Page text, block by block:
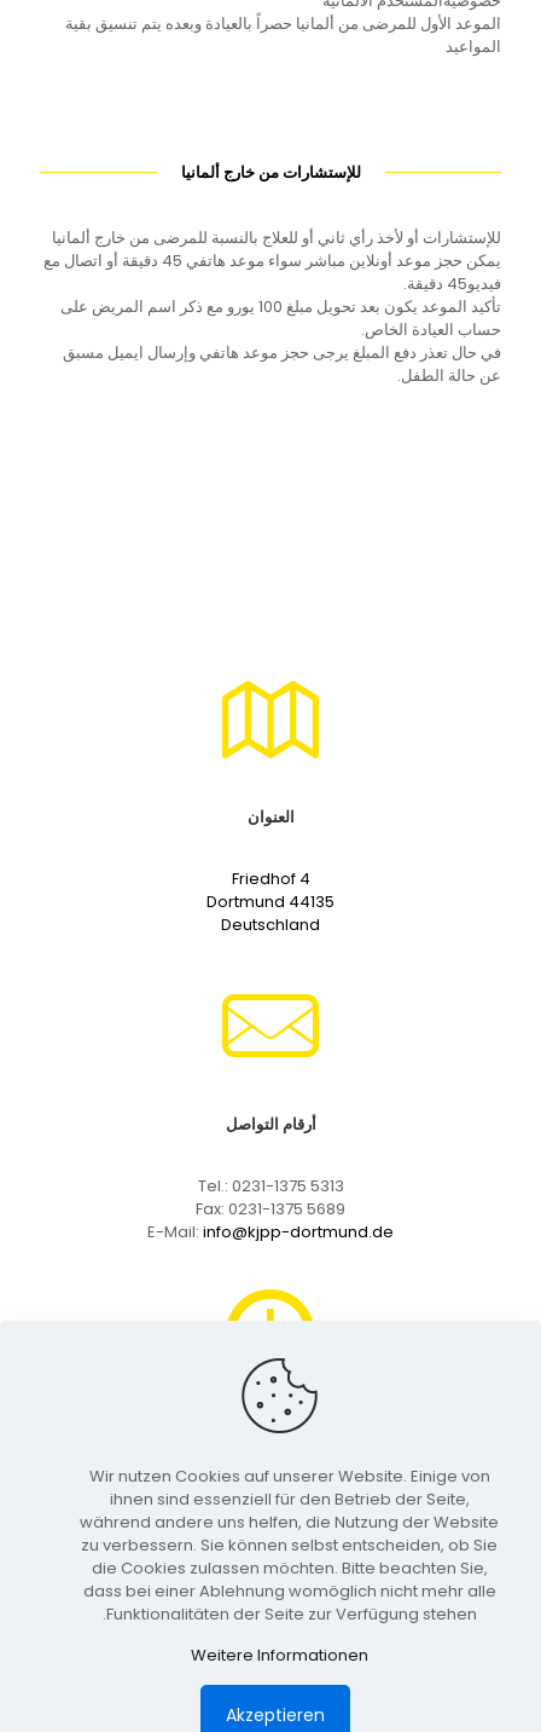
الموعد الأول للمرضى من ألمانيا حصراً بالعيادة وبعده يتم تنسيق بقية
المواعيد
للإستشارات من خارج ألمانيا
للإستشارات أو لأخذ رأي ثاني أو للعلاج بالنسبة للمرضى من خارج ألمانيا
يمكن حجز موعد أونلاين مباشر سواء موعد هاتفي 45 دقيقة أو اتصال مع
فيديو45 دقيقة.
تأكيد الموعد يكون بعد تحويل مبلغ 100 يورو مع ذكر اسم المريض على
حساب العيادة الخاص.
في حال تعذر دفع المبلغ يرجى حجز موعد هاتفي وإرسال ايميل مسبق
عن حالة الطفل.
العنوان
Friedhof 4
44135 Dortmund
Deutschland
أرقام التواصل
Tel.: 0231-1375 5313
Fax: 0231-1375 5689
E-Mail: info@kjpp-dortmund.de
أوقات الدوام
الإثنين للخميس: 08:30 - 17:00
الجمعة: 08:30 - 13:00
Datenschutz
Wir nutzen Cookies auf unserer Website. Einige von
ihnen sind essenziell für den Betrieb der Seite,
während andere uns helfen, die Nutzung der Website
zu verbessern. Sie können selbst entscheiden, ob Sie
die Cookies zulassen möchten. Bitte beachten Sie,
dass bei einer Ablehnung womöglich nicht mehr alle
Funktionalitäten der Seite zur Verfügung stehen.
Weitere Informationen
Akzeptieren